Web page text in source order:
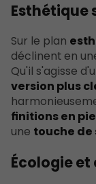
Esthétique
Sur le plan
déclinent en
Qu'il s'agisse
version plus
finitions en
une touche
Écologie